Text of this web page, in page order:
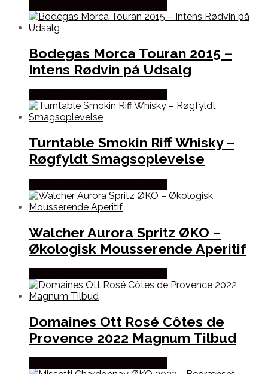
Bodegas Morca Touran 2015 –
Intens Rødvin på Udsalg
Turntable Smokin Riff Whisky –
Røgfyldt Smagsoplevelse
Walcher Aurora Spritz ØKO –
Økologisk Mousserende Aperitif
Domaines Ott Rosé Côtes de
Provence 2022 Magnum Tilbud